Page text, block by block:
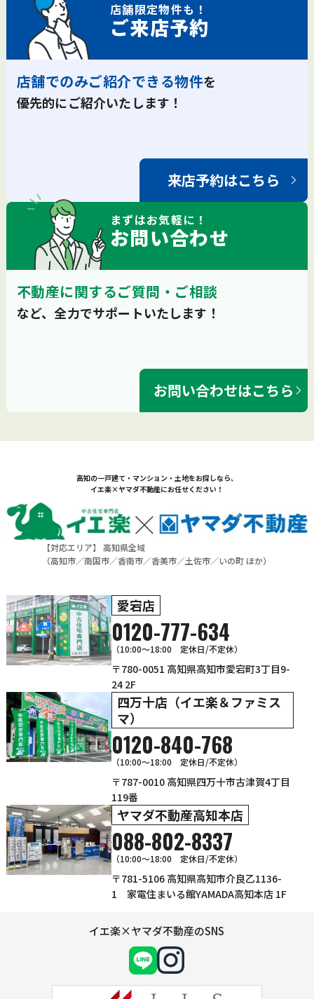
店舗限定物件も！
ご来店予約
店舗でのみご紹介できる物件を
優先的にご紹介いたします！
来店予約はこちら
まずはお気軽に！
お問い合わせ
不動産に関するご質問・ご相談
など、全力でサポートいたします！
お問い合わせはこちら
高知の一戸建て・マンション・土地をお探しなら、
イエ楽×ヤマダ不動産にお任せください！
【対応エリア】 高知県全域
（高知市／南国市／香南市／香美市／土佐市／いの町 ほか）
愛宕店
0120-777-634
（10:00～18:00 定休日/不定休）
〒780-0051 高知県高知市愛宕町3丁目9-
24 2F
四万十店（イエ楽＆ファミス
マ）
0120-840-768
（10:00〜18:00 定休日/不定休）
〒787-0010 高知県四万十市古津賀4丁目
119番
ヤマダ不動産高知本店
088-802-8337
（10:00～18:00 定休日/不定休）
〒781-5106 高知県高知市介良乙1136-
1 家電住まいる館YAMADA高知本店 1F
イエ楽×ヤマダ不動産のSNS